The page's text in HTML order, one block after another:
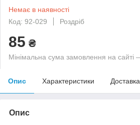
Немає в наявності
Код: 92-029
Роздріб
85 ₴
Мінімальна сума замовлення на сайті
Опис Характеристики Доставка
Опис